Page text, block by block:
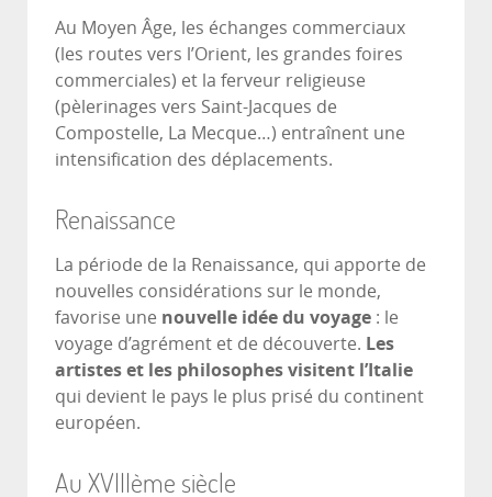
Au Moyen Âge, les échanges commerciaux
(les routes vers l’Orient, les grandes foires
commerciales) et la ferveur religieuse
(pèlerinages vers Saint-Jacques de
Compostelle, La Mecque…) entraînent une
intensification des déplacements.
Renaissance
La période de la Renaissance, qui apporte de
nouvelles considérations sur le monde,
favorise une nouvelle idée du voyage : le
voyage d’agrément et de découverte. Les
artistes et les philosophes visitent l’Italie
qui devient le pays le plus prisé du continent
européen.
Au XVIIIème siècle